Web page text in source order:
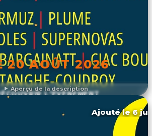
Aperçu de la description
20 AOÛT 2026
L'ÉVÉNEMENT
Ajouté le 6